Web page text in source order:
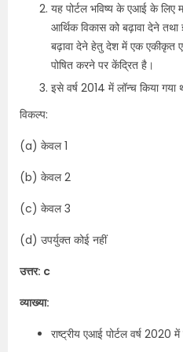
यह पोर्टल भविष्य के एआई के
आर्थिक विकास को बढ़ावा देने तथा
बढ़ावा देने हेतु देश में एक एकीकृत
पोषित करने पर केंद्रित है।
इसे वर्ष 2014 में लॉन्च किया गया
विकल्प:
(a) केवल 1
(b) केवल 2
(c) केवल 3
(d) उपर्युक्त कोई नहीं
उत्तर: c
व्याख्या:
राष्ट्रीय एआई पोर्टल वर्ष 2020